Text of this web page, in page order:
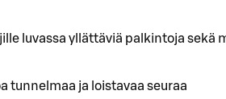
luvassa yllättäviä palkintoja sekä
tunnelmaa ja loistavaa seuraa